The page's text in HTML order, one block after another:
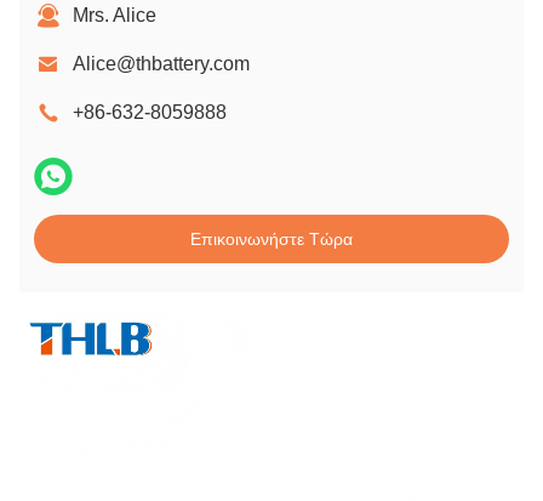
Mrs. Alice
Alice@thbattery.com
+86-632-8059888
Επικοινωνήστε Τώρα